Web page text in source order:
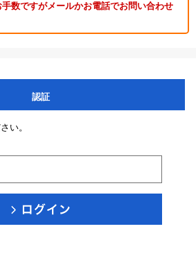
数ですがメールかお電話でお問い合わせ
認証
い。